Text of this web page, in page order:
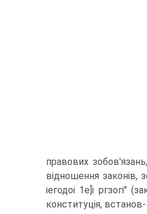
правових
відношення законів,
іегодоі 1е]і ргзогі"
конституція, встанов-